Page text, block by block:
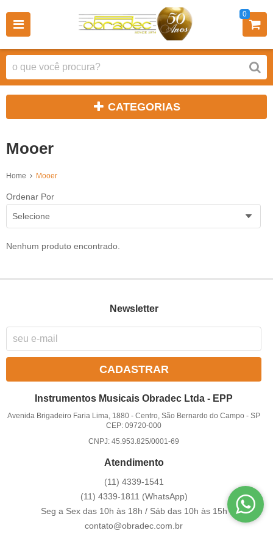
0
CATEGORIAS
Mooer
Home Mooer
Ordenar Por
Selecione
Nenhum produto encontrado.
Newsletter
CADASTRAR
Instrumentos Musicais Obradec Ltda - EPP
Avenida Brigadeiro Faria Lima, 1880 -Centro, São Bernardo do Campo -SP
CEP: 09720-000
CNPJ: 45.953.825/0001-69
Atendimento
(11) 4339-1541
(11) 4339-1811 (WhatsApp)
Seg a Sex das 10h às 18h / Sáb das 10h às 15h
contato@obradec.com.br